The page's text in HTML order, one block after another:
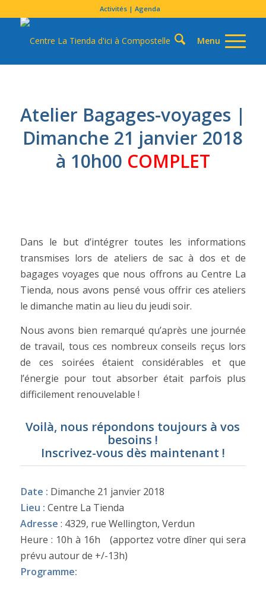
Activités | Agenda
Atelier Bagages-voyages |
Dimanche 21 janvier 2018
à 10h00 COMPLET
Dans le but d’intégrer toutes les informations
transmises lors de ateliers de sac à dos et de
bagages voyages que nous offrons au Centre La
Tienda, nous avons pensé vous offrir ces ateliers
le dimanche matin au lieu du jeudi soir.
Nous avons bien remarqué qu’après une journée
de travail, tous ces nombreux conseils reçus lors
de ces soirées étaient considérables et que
l’énergie pour tout absorber était parfois plus
difficilement renouvelable !
Voilà, nous répondons toujours à vos
besoins !
Inscrivez-vous dès maintenant !
Date : Dimanche 21 janvier 2018
Lieu : Centre La Tienda
Adresse : 4329, rue Wellington, Verdun
Heure : 10h à 16h (apportez votre dîner qui sera
prévu autour de +/-13h)
Programme: